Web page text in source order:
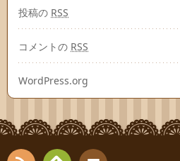
投稿の RSS
コメントの RSS
WordPress.org